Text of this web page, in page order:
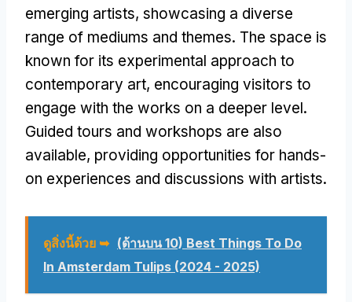
emerging artists, showcasing a diverse
range of mediums and themes. The space is
known for its experimental approach to
contemporary art, encouraging visitors to
engage with the works on a deeper level.
Guided tours and workshops are also
available, providing opportunities for hands-
on experiences and discussions with artists.
ดูสิ่งนี้ด้วย ➥ (ด้านบน 10) Best Things To Do
In Amsterdam Tulips (2024 - 2025)